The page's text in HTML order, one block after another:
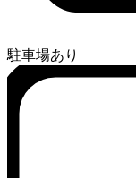
駐車場あり